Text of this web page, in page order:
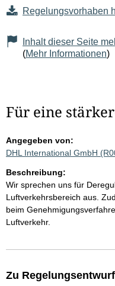
Regelungsvorhaben
Inhalt dieser Seite
(Mehr Informationen)
Für eine
Angegeben von:
DHL International GmbH
Beschreibung:
Wir sprechen uns für
Luftverkehrsbereich aus.
beim
Luftverkehr.
Zu Regelungsentwurf